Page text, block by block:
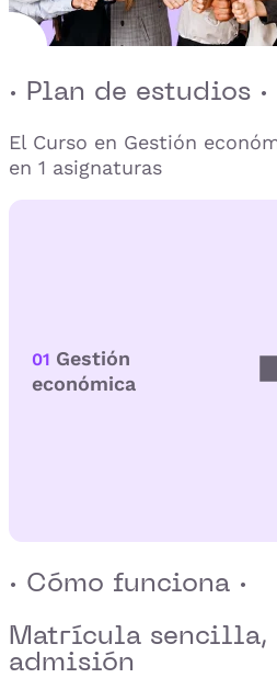
· Plan de estudios ·
El Curso en Gestión
en 1 asignaturas
01 Gestión
económica
· Cómo funciona ·
Matrícula sencilla,
admisión